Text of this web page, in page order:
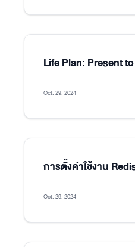
Life Plan: Present
Oct. 29, 2024
การตั้งค่าใช้งาน
Oct. 29, 2024